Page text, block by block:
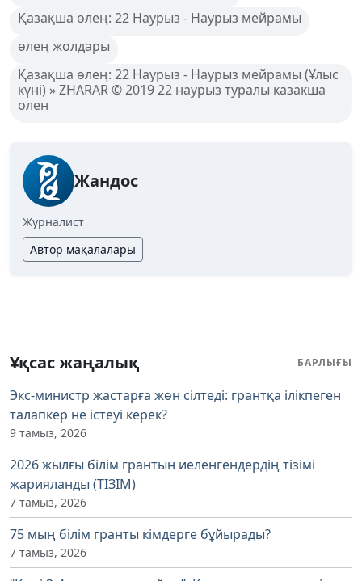
Қазақша өлең: 22 Наурыз - Наурыз мейрамы
өлең жолдары
Қазақша өлең: 22 Наурыз - Наурыз мейрамы (Ұлыс
күні) » ZHARAR © 2019 22 наурыз туралы казакша
олен
Жандос
Журналист
Автор мақалалары
Ұқсас жаңалық БАРЛЫҒЫ
Экс-министр жастарға жөн сілтеді: грантқа ілікпеген
талапкер не істеуі керек?
9 тамыз, 2026
2026 жылғы білім грантын иеленгендердің тізімі
жарияланды (ТІЗІМ)
7 тамыз, 2026
75 мың білім гранты кімдерге бұйырады?
7 тамыз, 2026